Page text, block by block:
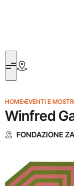
HOME›EVENTI E
Winfred
FONDAZIONE